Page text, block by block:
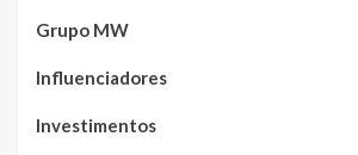
Grupo MW
Influenciadores
Investimentos